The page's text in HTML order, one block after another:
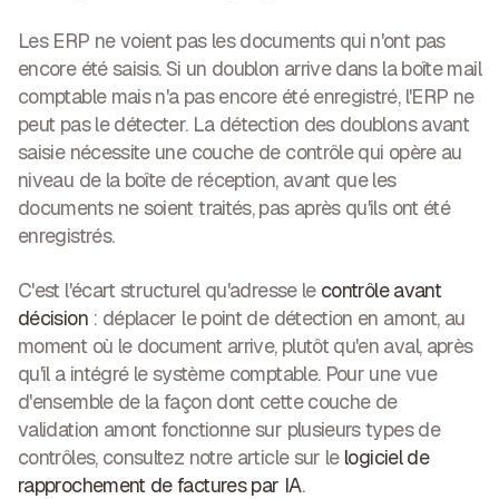
Les ERP ne voient pas les documents qui n'ont pas
encore été saisis.Si un doublon arrive dans la boîte mail
comptable mais n'a pas encore été enregistré, l'ERP ne
peut pas le détecter. La détection des doublons avant
saisie nécessite une couche de contrôle qui opère au
niveau de la boîte de réception, avant que les
documents ne soient traités, pas après qu'ils ont été
enregistrés.
C'est l'écart structurel qu'adresse le contrôle avant
décision: déplacer le point de détection en amont, au
moment où le document arrive, plutôt qu'en aval, après
qu'il a intégré le système comptable. Pour une vue
d'ensemble de la façon dont cette couche de
validation amont fonctionne sur plusieurs types de
contrôles, consultez notre article sur le logiciel de
rapprochement de factures par IA.